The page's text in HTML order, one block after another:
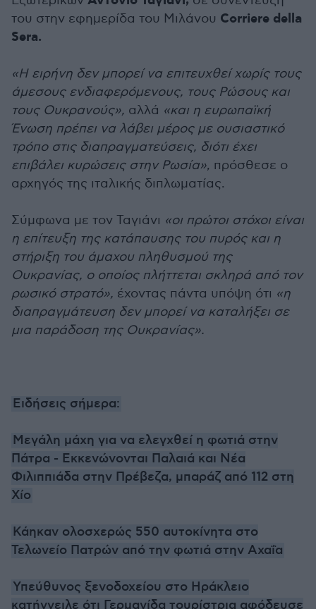
του στην εφημερίδα του Μιλάνου Corriere della
Sera.
«Η ειρήνη δεν μπορεί να επιτευχθεί χωρίς τους
άμεσους ενδιαφερόμενους, τους Ρώσους και
τους Ουκρανούς», αλλά «και η ευρωπαϊκή
Ένωση πρέπει να λάβει μέρος με ουσιαστικό
τρόπο στις διαπραγματεύσεις, διότι έχει
επιβάλει κυρώσεις στην Ρωσία», πρόσθεσε ο
αρχηγός της ιταλικής διπλωματίας.
Σύμφωνα με τον Ταγιάνι «οι πρώτοι στόχοι είναι
η επίτευξη της κατάπαυσης του πυρός και η
στήριξη του άμαχου πληθυσμού της
Ουκρανίας, ο οποίος πλήττεται σκληρά από τον
ρωσικό στρατό», έχοντας πάντα υπόψη ότι «η
διαπραγμάτευση δεν μπορεί να καταλήξει σε
μια παράδοση της Ουκρανίας».
Ειδήσεις σήμερα:
Μεγάλη μάχη για να ελεγχθεί η φωτιά στην
Πάτρα - Εκκενώνονται Παλαιά και Νέα
Φιλιππιάδα στην Πρέβεζα, μπαράζ από 112 στη
Χίο
Κάηκαν ολοσχερώς 550 αυτοκίνητα στο
Τελωνείο Πατρών από την φωτιά στην Αχαΐα
Υπεύθυνος ξενοδοχείου στο Ηράκλειο
κατήγγειλε ότι Γερμανίδα τουρίστρια αφόδευσε